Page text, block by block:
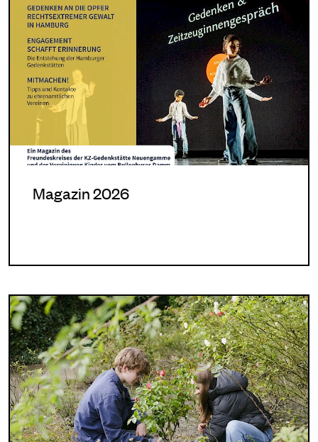
Magazin 2026